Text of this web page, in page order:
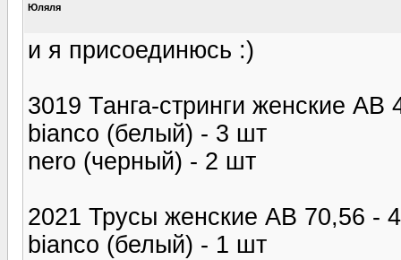
Юляля
и я присоединюсь :)
3019 Танга-стринги женские AB
bianco (белый) - 3 шт
nero (черный) - 2 шт
2021 Трусы женские AB 70,56 -
bianco (белый) - 1 шт